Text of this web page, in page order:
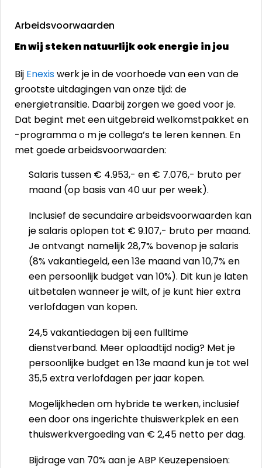
Arbeidsvoorwaarden
En wij steken natuurlijk ook energie in jou
Bij Enexiswerk je in de voorhoede van een van de
grootste uitdagingen van onze tijd: de
energietransitie. Daarbij zorgen we goed voor je.
Dat begint met een uitgebreid welkomstpakket en
-programma o m je collega’s te leren kennen. En
met goede arbeidsvoorwaarden:
Salaris tussen € 4.953,- en € 7.076,- bruto per
maand (op basis van 40 uur per week).
Inclusief de secundaire arbeidsvoorwaarden kan
je salaris oplopen tot € 9.107,- bruto per maand.
Je ontvangt namelijk 28,7% bovenop je salaris
(8% vakantiegeld, een 13e maand van 10,7% en
een persoonlijk budget van 10%). Dit kun je laten
uitbetalen wanneer je wilt, of je kunt hier extra
verlofdagen van kopen.
24,5 vakantiedagen bij een fulltime
dienstverband. Meer oplaadtijd nodig? Met je
persoonlijke budget en 13e maand kun je tot wel
35,5 extra verlofdagen per jaar kopen.
Mogelijkheden om hybride te werken, inclusief
een door ons ingerichte thuiswerkplek en een
thuiswerkvergoeding van € 2,45 netto per dag.
Bijdrage van 70% aan je ABP Keuzepensioen: